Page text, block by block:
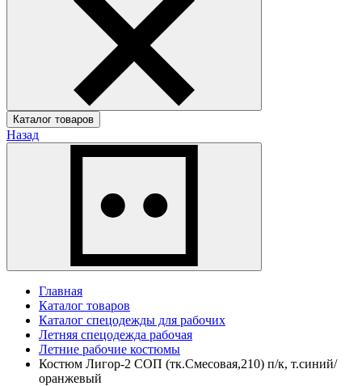
Каталог товаров
Назад
Главная
Каталог товаров
Каталог спецодежды для рабочих
Летняя спецодежда рабочая
Летние рабочие костюмы
Костюм Лигор-2 СОП (тк.Смесовая,210) п/к, т.синий/
оранжевый